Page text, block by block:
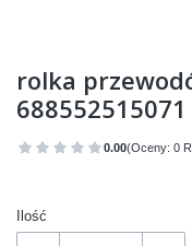
rolka
0.00(Oceny: 0
Przejdź do
Ilość